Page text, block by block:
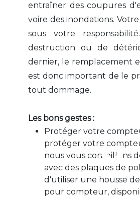
entraîner des coupures
voire des inondations.
sous votre
destruction ou de
dernier, le remplacement
est donc important de le
tout dommage.
Les bons gestes :
Protéger votre
protéger votre
nous vous conseillons
avec des plaques de
d'utiliser une housse
pour compteur,